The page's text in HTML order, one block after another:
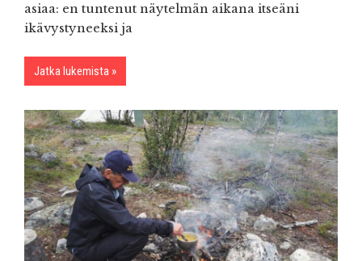
asiaa: en tuntenut näytelmän aikana itseäni
ikävystyneeksi ja
Jatka lukemista